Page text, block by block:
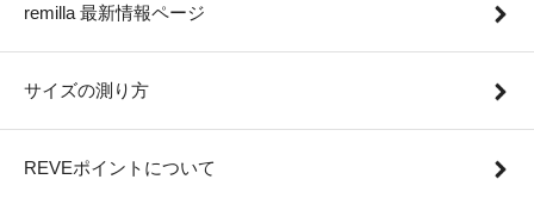
remilla 最新情報ページ
サイズの測り方
REVEポイントについて